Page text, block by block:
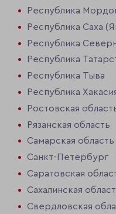
Республика
Республика Саха
Республика
Республика
Республика Тыва
Республика
Ростовская
Рязанская область
Самарская область
Санкт-Петербург
Саратовская
Сахалинская
Свердловская